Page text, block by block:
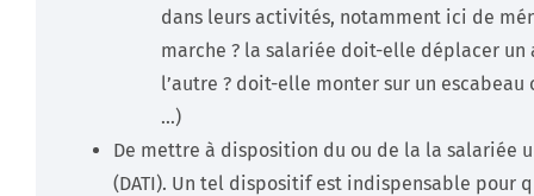
dans leurs activités, notamment ici de
marche ? la salariée doit-elle déplacer un
l’autre ? doit-elle monter sur un
…)
De mettre à disposition du ou de la la salariée
(DATI). Un tel dispositif est indispensable pour